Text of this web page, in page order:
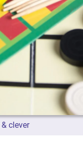
clever